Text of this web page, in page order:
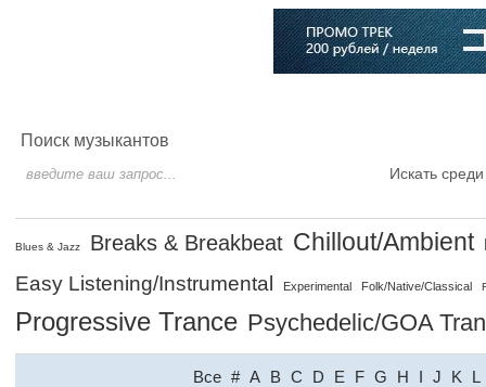
Поиск музыкантов
Искать
Blues & Jazz Breaks & Breakbeat Chillout/Ambient
Easy Listening/Instrumental Experimental Folk/Native/Classical
Progressive Trance Psychedelic/GOA
Все # A B C D E F G H I J K
L